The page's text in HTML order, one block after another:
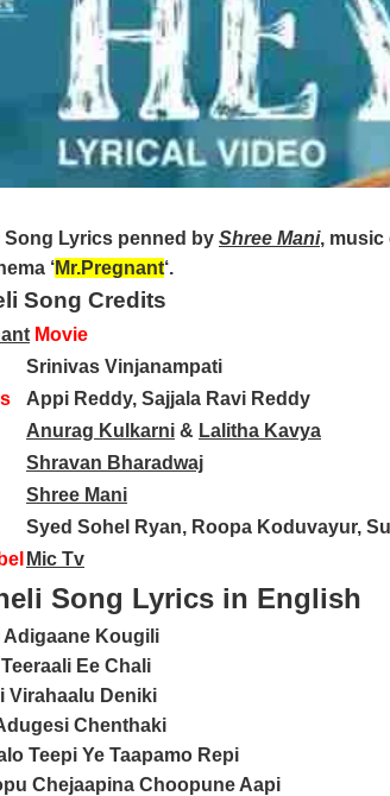
Song Lyrics penned by Shree Mani, music
‘Mr.Pregnant‘.
Song Credits
Movie
Srinivas Vinjanampati
Appi Reddy, Sajjala Ravi Reddy
Anurag Kulkarni & Lalitha Kavya
Shravan Bharadwaj
Shree Mani
Syed Sohel Ryan, Roopa Koduvayur,
Mic Tv
Song Lyrics in English
Adigaane Kougili
Ee Chali
Virahaalu Deniki
Chenthaki
Teepi Ye Taapamo Repi
Chejaapina Choopune Aapi